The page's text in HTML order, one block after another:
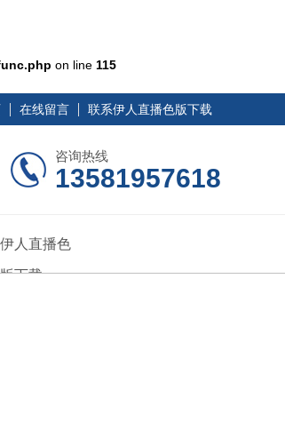
on line 115
在线留言 联系伊人直播色版下载
咨询热线
13581957618
人直播色
版下载